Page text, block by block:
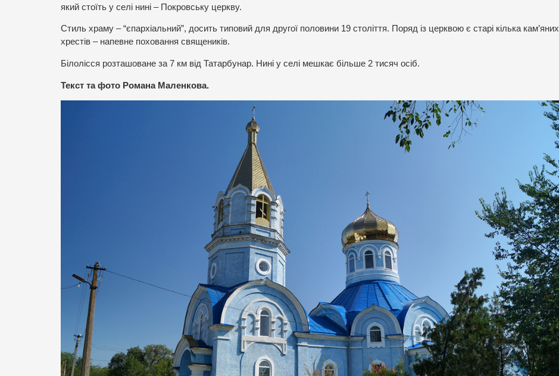
який стоїть у селі нині – Покровську церкву.
Стиль храму – “єпархіальний”, досить типовий для другої половини 19 століття. Поряд із церквою є старі кілька кам’яних
хрестів – напевне поховання священиків.
Білолісся розташоване за 7 км від Татарбунар. Нині у селі мешкає більше 2 тисяч осіб.
Текст та фото Романа Маленкова.